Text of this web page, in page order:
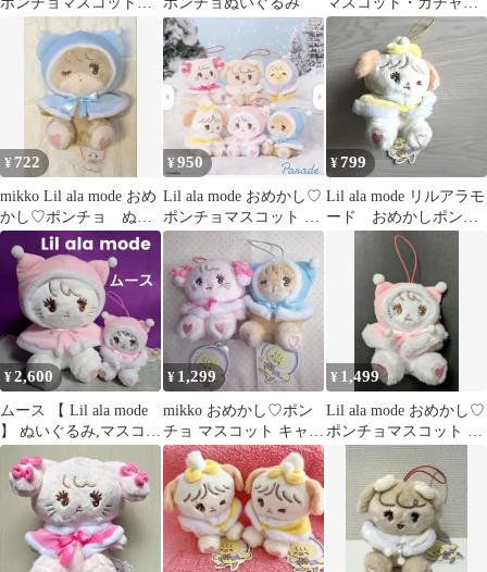
mikko ムース 最安
4種セット[ナッツ]
¥ 722
mikko Lil ala mode おめ
かし♡ポンチョ ぬい
ぐるみ ラテ
¥950
Lil ala mode おめかし♡
ポンチョマスコット ム
ース
¥799
Lil ala mode リルアラモ
ード おめかしポンチ
ョマスコット スフレ
¥2,600
ムース 【 Lil ala mode
】 ぬいぐるみ,マスコッ
ト ２種セット
¥ 1,299
mikko おめかし♡ポン
チョ マスコット キャミ
ー ラテ
¥ 1,499
Lil ala mode おめかし♡
ポンチョマスコット ム
ース